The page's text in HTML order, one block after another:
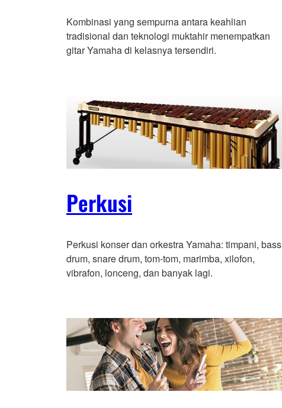
Kombinasi yang sempurna antara keahlian
tradisional dan teknologi muktahir menempatkan
gitar Yamaha di kelasnya tersendiri.
Perkusi
Perkusi konser dan orkestra Yamaha: timpani, bass
drum, snare drum, tom-tom, marimba, xilofon,
vibrafon, lonceng, dan banyak lagi.